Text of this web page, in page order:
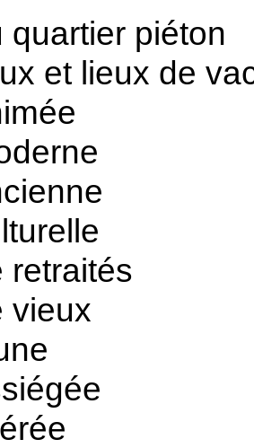
quartier piéton
et lieux de
retraités
vieux